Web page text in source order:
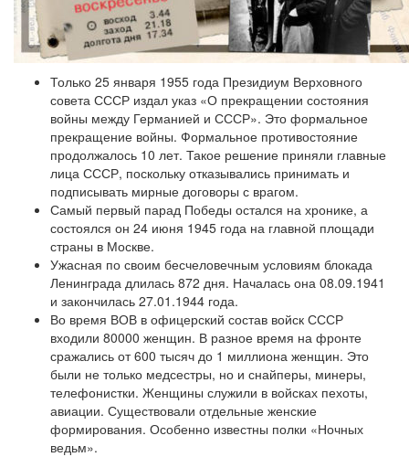
Только 25 января 1955 года Президиум Верховного
совета СССР издал указ «О прекращении состояния
войны между Германией и СССР». Это формальное
прекращение войны. Формальное противостояние
продолжалось 10 лет. Такое решение приняли главные
лица СССР, поскольку отказывались принимать и
подписывать мирные договоры с врагом.
Самый первый парад Победы остался на хронике, а
состоялся он 24 июня 1945 года на главной площади
страны в Москве.
Ужасная по своим бесчеловечным условиям блокада
Ленинграда длилась 872 дня. Началась она 08.09.1941
и закончилась 27.01.1944 года.
Во время ВОВ в офицерский состав войск СССР
входили 80000 женщин. В разное время на фронте
сражались от 600 тысяч до 1 миллиона женщин. Это
были не только медсестры, но и снайперы, минеры,
телефонистки. Женщины служили в войсках пехоты,
авиации. Существовали отдельные женские
формирования. Особенно известны полки «Ночных
ведьм».